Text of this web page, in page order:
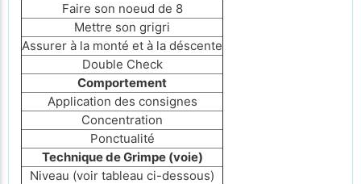
Faire son noeud de 8
Mettre son grigri
Assurer à la monté et à la déscente
Double Check
Comportement
Application des consignes
Concentration
Ponctualité
Technique de Grimpe (voie)
Niveau (voir tableau ci-dessous)